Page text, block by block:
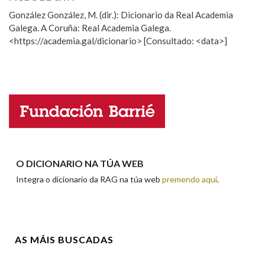
Na fraseoloxía
Observación Hai un erro na palabra
Propoño mellorar a definición
Nome
González González, M. (dir.): Dicionario da Real Academia
Galega. A Coruña: Real Academia Galega.
<https://academia.gal/dicionario> [Consultado: <data>]
O DICIONARIO NA TÚA WEB
Integra o dicionario da RAG na túa web premendo aquí.
AS MÁIS BUSCADAS